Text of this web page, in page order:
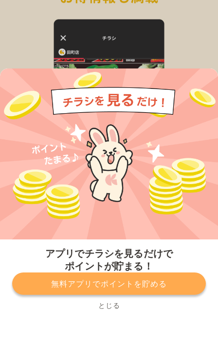
アプリでチラシを見るだけで
ポイントが貯まる！
無料アプリでポイントを貯める
とじる
プライバシーポリシー 利用規約
運営会社
サービスに関してのお問い合わせ